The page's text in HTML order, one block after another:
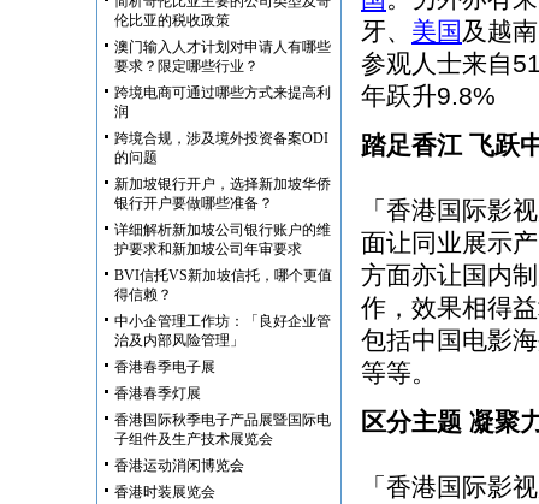
伦比亚的税收政策
澳门输入人才计划对申请人有哪些
要求？限定哪些行业？
跨境电商可通过哪些方式来提高利
润
跨境合规，涉及境外投资备案ODI
的问题
新加坡银行开户，选择新加坡华侨
银行开户要做哪些准备？
详细解析新加坡公司银行账户的维
护要求和新加坡公司年审要求
BVI信托VS新加坡信托，哪个更值
得信赖？
中小企管理工作坊：「良好企业管
治及内部风险管理」
香港春季电子展
香港春季灯展
香港国际秋季电子产品展暨国际电
子组件及生产技术展览会
香港运动消闲博览会
香港时装展览会
牙、 美国 及越
参观人士来自
年跃升9.8%
踏足香江 飞跃
「香港国际影
面让同业展示
方面亦让国内
作，效果相得
包括中国电影
等等。
区分主题 凝聚
「香港国际影